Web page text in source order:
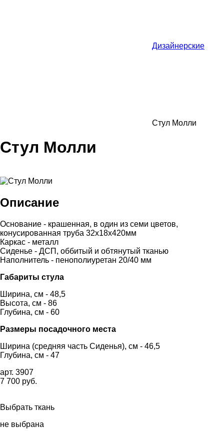
Дизайнерские
Стул Молли
Стул Молли
Описание
Основание - крашенная, в один из семи цветов,
конусированная труба 32х18х420мм
Каркас - металл
Сиденье - ДСП, оббитый и обтянутый тканью
Наполнитель - пенополиуретан 20/40 мм
Габариты стула
Ширина, см - 48,5
Высота, см - 86
Глубина, см - 60
Размеры посадочного места
Ширина (средняя часть Сиденья), см - 46,5
Глубина, см - 47
арт. 3907
7 700 руб.
Выбрать ткань
не выбрана